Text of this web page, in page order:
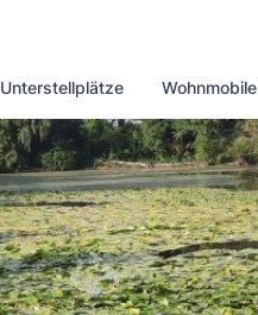
Unterstellplätze Wohnmobile